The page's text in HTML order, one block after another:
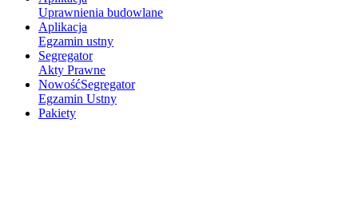
Uprawnienia budowlane
Aplikacja
Egzamin ustny
Segregator
Akty Prawne
NowośćSegregator
Egzamin Ustny
Pakiety